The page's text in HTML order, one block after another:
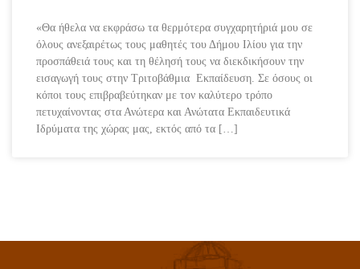
«Θα ήθελα να εκφράσω τα θερμότερα συγχαρητήριά μου σε
όλους ανεξαιρέτως τους μαθητές του Δήμου Ιλίου για την
προσπάθειά τους και τη θέλησή τους να διεκδικήσουν την
εισαγωγή τους στην Τριτοβάθμια Εκπαίδευση. Σε όσους οι
κόποι τους επιβραβεύτηκαν με τον καλύτερο τρόπο
πετυχαίνοντας στα Ανώτερα και Ανώτατα Εκπαιδευτικά
Ιδρύματα της χώρας μας, εκτός από τα […]